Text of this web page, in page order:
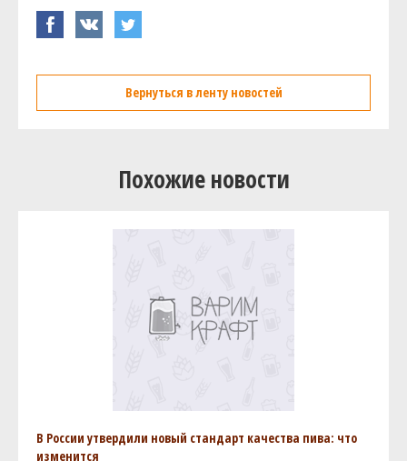
Вернуться в ленту новостей
Похожие новости
В России утвердили новый стандарт качества пива: что
изменится